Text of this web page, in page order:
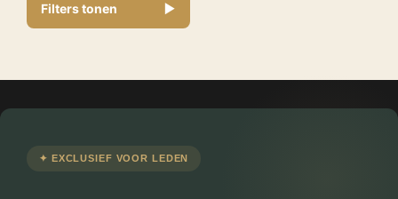
Filters tonen ▼
✦ EXCLUSIEF VOOR LEDEN
Online